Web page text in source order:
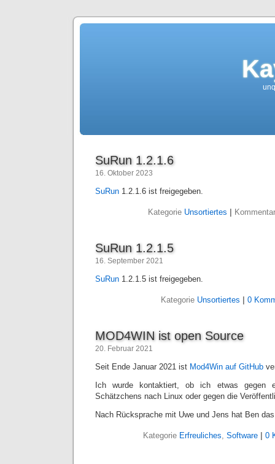
SuRun 1.2.1.6
16. Oktober 2023
SuRun 1.2.1.6 ist freigegeben.
Kategorie Unsortiertes
SuRun 1.2.1.5
16. September 2021
SuRun 1.2.1.5 ist freigegeben.
Kategorie Unsortiertes 0
MOD4WIN ist open Source
20. Februar 2021
Seit Ende Januar 2021 ist Mod4Win auf GitHub
Ich wurde kontaktiert, ob ich etwas gegen
Schätzchens nach Linux oder gegen die
Nach Rücksprache mit Uwe und Jens hat Ben
Kategorie Erfreuliches, Software 0